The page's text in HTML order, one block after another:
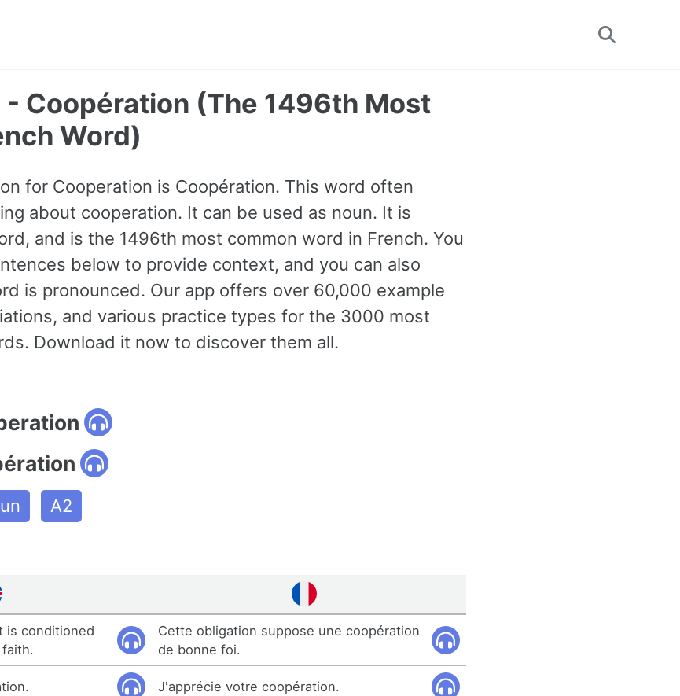
Toggle
Coopération (The 1496th Most
Word)
for Cooperation is Coopération. This word often
about cooperation. It can be used as noun. It is
and is the 1496th most common word in French. You
below to provide context, and you can also
is pronounced. Our app offers over 60,000 example
and various practice types for the 3000 most
Download it now to discover them all.
A2
is conditioned
Cette obligation suppose une coopération
de bonne foi.
J'apprécie votre coopération.